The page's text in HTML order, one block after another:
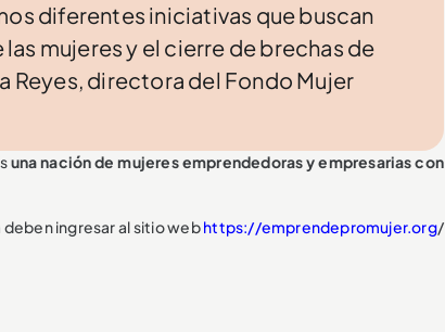
diferentes iniciativas que buscan
mujeres y el cierre de brechas de
Reyes, directora del Fondo Mujer
una nación de mujeres emprendedoras y empresarias con
ingresar al sitio webhttps://emprendepromujer.org/